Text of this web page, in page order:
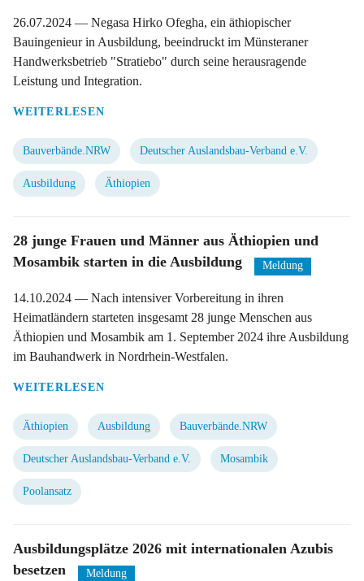
26.07.2024 — Negasa Hirko Ofegha, ein äthiopischer
Bauingenieur in Ausbildung, beeindruckt im Münsteraner
Handwerksbetrieb "Stratiebo" durch seine herausragende
Leistung und Integration.
WEITERLESEN
Bauverbände.NRW Deutscher Auslandsbau-Verband e.V.
Ausbildung Äthiopien
28 junge Frauen und Männer aus Äthiopien und
Mosambik starten in die Ausbildung
Meldung
14.10.2024 — Nach intensiver Vorbereitung in ihren
Heimatländern starteten insgesamt 28 junge Menschen aus
Äthiopien und Mosambik am 1. September 2024 ihre Ausbildung
im Bauhandwerk in Nordrhein-Westfalen.
WEITERLESEN
Äthiopien Ausbildung Bauverbände.NRW
Deutscher Auslandsbau-Verband e.V. Mosambik
Poolansatz
Ausbildungsplätze 2026 mit internationalen Azubis
besetzen
Meldung